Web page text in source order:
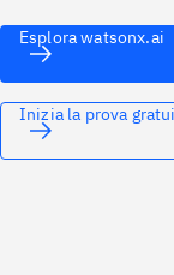
Esplora watsonx.ai
Inizia la prova